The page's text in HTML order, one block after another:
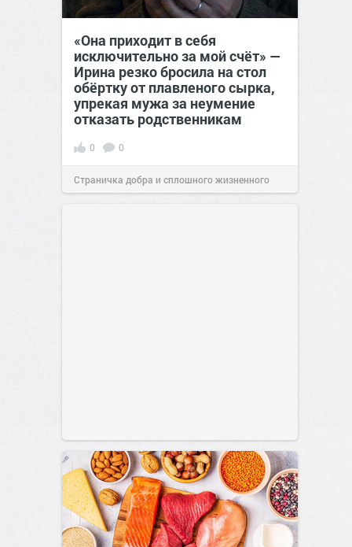
«Она приходит в себя
исключительно за мой счёт» —
Ирина резко бросила на стол
обёртку от плавленого сырка,
упрекая мужа за неумение
отказать родственникам
0 0
Страничка добра и сплошного жизненного